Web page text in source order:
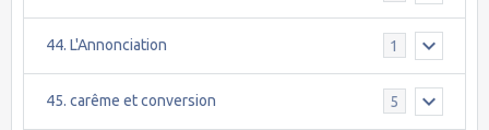
44. L'Annonciation 1
45. carême et conversion 5